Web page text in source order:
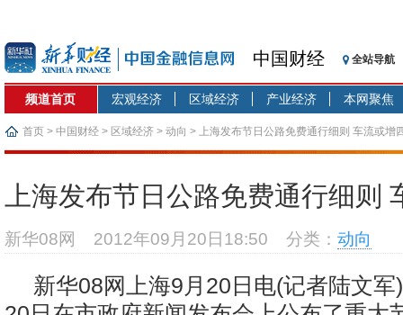
中国财经 全站导航
频道首页 宏观经济 区域经济 产业经济 本网聚焦
首页 > 中国财经 > 区域经济 > 动向 > 上海发布节日公路免费通行细则 车流或增
上海发布节日公路免费通行细则
新华08网 2012年09月20日18:50 分类： 动向
新华08网上海9月20日电(记者陆文